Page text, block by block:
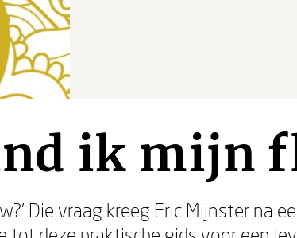
ik mijn
Die vraag kreeg Eric Mijnster na